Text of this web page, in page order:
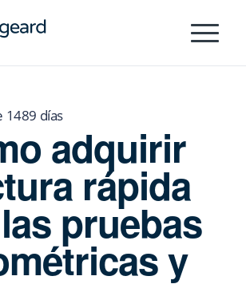
1489 días
adquirir
rápida
pruebas
y